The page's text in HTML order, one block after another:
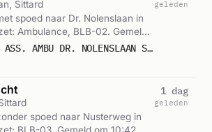
Sittard
spoed naar Dr. Nolenslaan in
Ambulance, BLB-02. Gemeld
P 1 BLB-02 ASS. AMBU DR. NOLENSLAAN SITTARD 243331
geleden
spoed naar Nusterweg in
1 dag
geleden